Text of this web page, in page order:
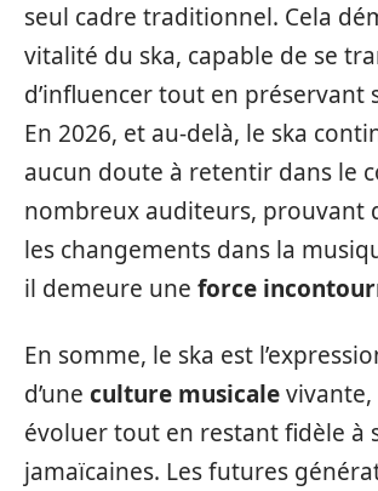
seul cadre traditionnel. Cela
vitalité du ska, capable de se
d’influencer tout en préservant
En 2026, et au-delà, le ska
aucun doute à retentir dans le
nombreux auditeurs, prouvant
les changements dans la
il demeure une force
En somme, le ska est
d’une culture musicalevivante,
évoluer tout en restant fidèle à
jamaïcaines. Les futures